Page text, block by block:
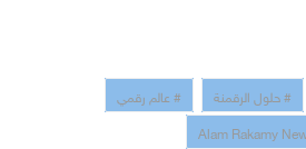
# حلول الرقمنة
# عالم رقمي